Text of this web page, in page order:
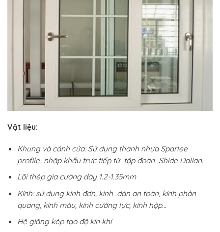
Vật liệu:
Khung và cánh cửa: Sử dụng thanh nhựa Sparlee
profile nhập khẩu trực tiếp từ tập đoàn Shide Dalian.
Lõi thép gia cường dày 1.2-1.35mm
Kính: sử dụng kính đơn, kính dán an toàn, kính phản
quang, kính màu, kính cường lực, kính hộp…
Hệ giăng kép tạo độ kín khí